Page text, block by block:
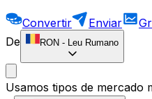
Convertir Enviar
De
RON - Leu Rumano
Usamos tipos de mercado